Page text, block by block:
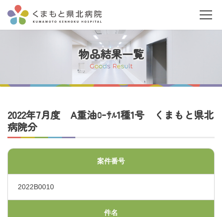
物品結果一覧
Goods Result
2022年7月度 A重油ﾛｰｻﾙ1種1号 くまもと県北
病院分
案件番号
2022B0010
件名
当院について
診療科・部門案内
医療関係者の皆さまへ